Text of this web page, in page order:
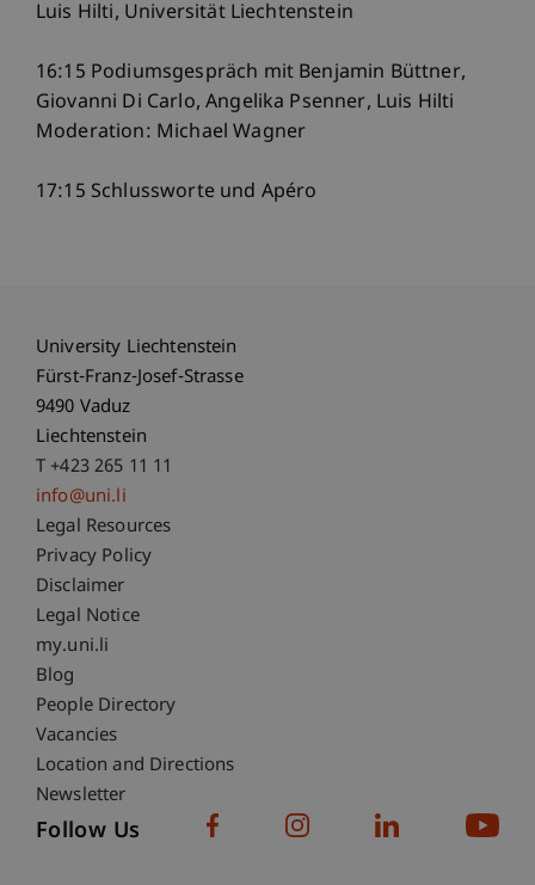
Luis Hilti, Universität Liechtenstein
16:15 Podiumsgespräch mit Benjamin Büttner,
Giovanni Di Carlo, Angelika Psenner, Luis Hilti
Moderation: Michael Wagner
17:15 Schlussworte und Apéro
University Liechtenstein
Fürst-Franz-Josef-Strasse
9490 Vaduz
Liechtenstein
T +423 265 11 11
info@uni.li
Fußzeile Rechtliche Hinweise
Legal Resources
Privacy Policy
Disclaimer
Legal Notice
Fußzeile Subdomain-Verzeichnis
my.uni.li
Blog
People Directory
Vacancies
Location and Directions
Newsletter
Follow Us